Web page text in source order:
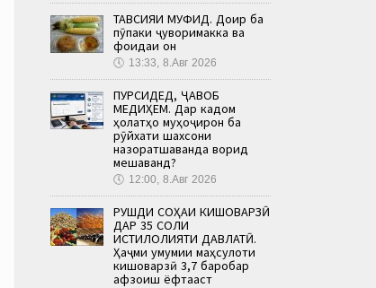
ТАВСИЯИ МУФИД. Доир ба
пӯпаки ҷуворимакка ва
фоидаи он
🕔 13:33, 8.Авг 2026
ПУРСИДЕД, ҶАВОБ
МЕДИҲЕМ. Дар кадом
ҳолатҳо муҳоҷирон ба
рӯйхати шахсони
назоратшаванда ворид
мешаванд?
🕔 12:00, 8.Авг 2026
РУШДИ СОҲАИ КИШОВАРЗӢ
ДАР 35 СОЛИ
ИСТИҚЛОЛИЯТИ ДАВЛАТӢ.
Ҳаҷми умумии маҳсулоти
кишоварзӣ 3,7 баробар
афзоиш ёфтааст